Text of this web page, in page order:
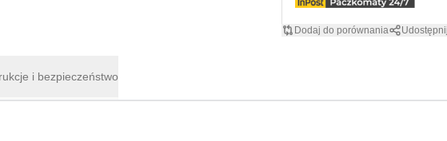
Dodaj do porównania
i bezpieczeństwo